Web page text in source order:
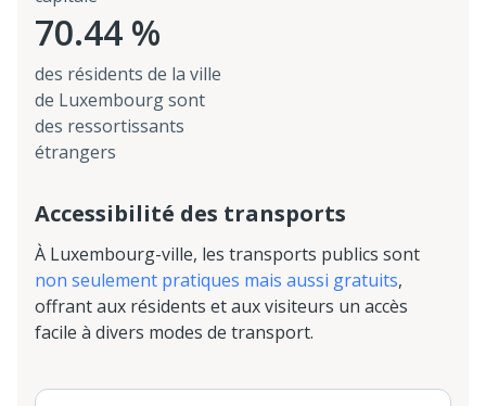
70.44 %
des résidents de la ville
de Luxembourg sont
des ressortissants
étrangers
Accessibilité des transports
À Luxembourg-ville, les transports publics sont
non seulement pratiques mais aussi gratuits,
offrant aux résidents et aux visiteurs un accès
facile à divers modes de transport.